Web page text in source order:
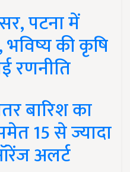
पटना में
भविष्य की कृषि
रणनीति
बारिश का
15 से ज्यादा
अलर्ट